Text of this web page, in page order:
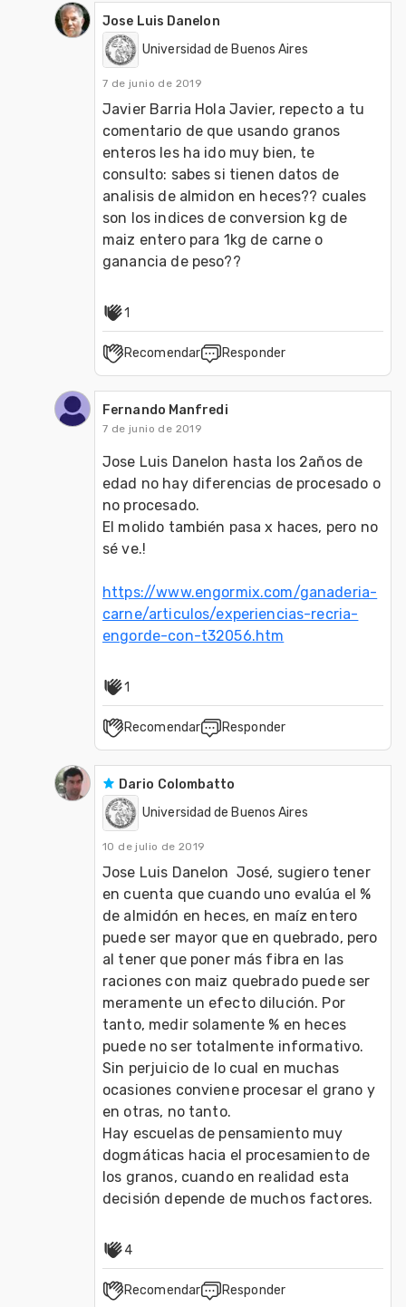
Jose Luis Danelon
Universidad de Buenos Aires
7 de junio de 2019
Javier Barria Hola Javier, repecto a tu
comentario de que usando granos
enteros les ha ido muy bien, te
consulto: sabes si tienen datos de
analisis de almidon en heces?? cuales
son los indices de conversion kg de
maiz entero para 1kg de carne o
ganancia de peso??
1
Recomendar Responder
Fernando Manfredi
7 de junio de 2019
Jose Luis Danelon hasta los 2años de
edad no hay diferencias de procesado o
no procesado.
El molido también pasa x haces, pero no
sé ve.!
https://www.engormix.com/ganaderia-
carne/articulos/experiencias-recria-
engorde-con-t32056.htm
1
Recomendar Responder
Dario Colombatto
Universidad de Buenos Aires
10 de julio de 2019
Jose Luis Danelon  José, sugiero tener
en cuenta que cuando uno evalúa el %
de almidón en heces, en maíz entero
puede ser mayor que en quebrado, pero
al tener que poner más fibra en las
raciones con maiz quebrado puede ser
meramente un efecto dilución. Por
tanto, medir solamente % en heces
puede no ser totalmente informativo.
Sin perjuicio de lo cual en muchas
ocasiones conviene procesar el grano y
en otras, no tanto.
Hay escuelas de pensamiento muy
dogmáticas hacia el procesamiento de
los granos, cuando en realidad esta
decisión depende de muchos factores.
4
Recomendar Responder